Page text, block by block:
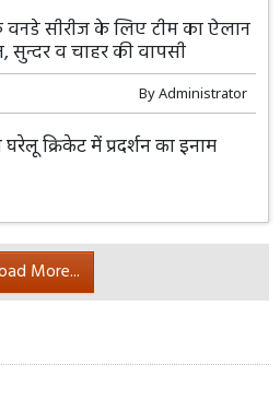
सीरीज के लिए टीम का ऐलान
सुन्दर व चाहर की वापसी
ByAdministrator
इनाम